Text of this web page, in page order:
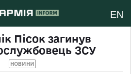
EN
Пісок загинув
ЗСУ
НОВИНИ